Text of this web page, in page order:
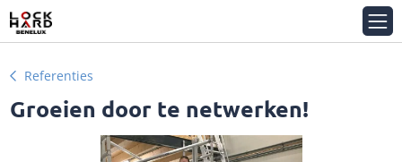
Referenties
Groeien door te netwerken!